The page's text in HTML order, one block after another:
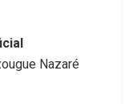
Nazaré